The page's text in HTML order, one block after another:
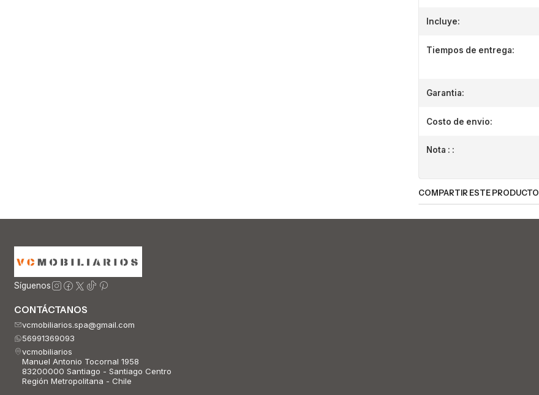
Incluye:
Tiempos de entrega:
Garantia:
Costo de envio:
Nota : :
COMPARTIR ESTE PRODUCTO
Síguenos
CONTÁCTANOS
vcmobiliarios.spa@gmail.com
56991369093
vcmobiliarios
Manuel Antonio Tocornal 1958
83200000 Santiago - Santiago Centro
Región Metropolitana - Chile